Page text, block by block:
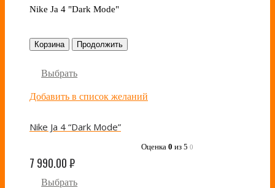
Nike Ja 4 "Dark Mode"
Корзина Продолжить
Выбрать
Добавить в список желаний
Nike Ja 4 “Dark Mode”
Оценка 0 из 5 0
7 990.00₽
Выбрать